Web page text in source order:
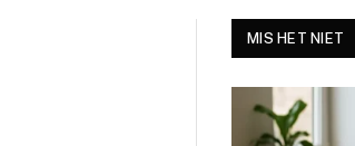
MIS HET NIET